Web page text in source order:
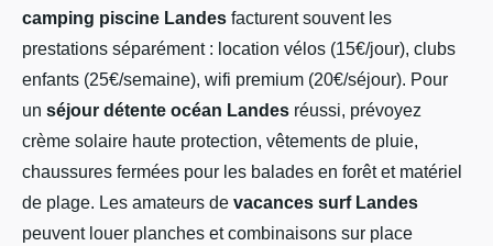
camping piscine Landes facturent souvent les
prestations séparément : location vélos (15€/jour), clubs
enfants (25€/semaine), wifi premium (20€/séjour). Pour
un séjour détente océan Landes réussi, prévoyez
crème solaire haute protection, vêtements de pluie,
chaussures fermées pour les balades en forêt et matériel
de plage. Les amateurs de vacances surf Landes
peuvent louer planches et combinaisons sur place